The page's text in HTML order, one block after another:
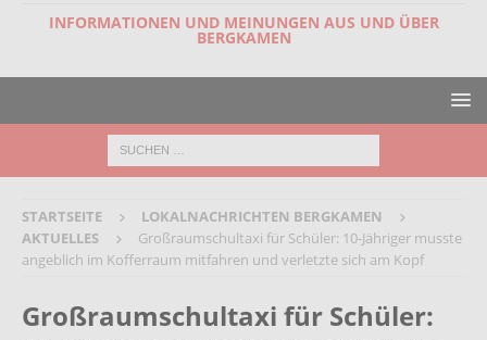
INFORMATIONEN UND MEINUNGEN AUS UND ÜBER
BERGKAMEN
STARTSEITE
LOKALNACHRICHTEN BERGKAMEN
AKTUELLES
Großraumschultaxi für Schüler: 10-Jähriger musste
angeblich im Kofferraum mitfahren und verletzte sich am Kopf
Großraumschultaxi für Schüler: